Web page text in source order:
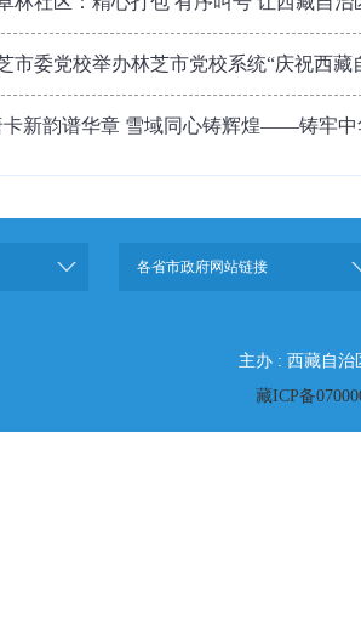
市委党校举办林芝市党校系统“庆祝西藏
卡新韵谱华章 雪域同心铸辉煌——铸牢中
各省市政府网站链接
主办 : 西藏自治
藏ICP备